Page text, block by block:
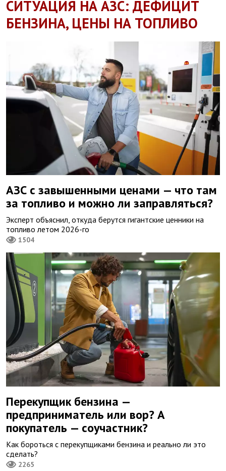
СИТУАЦИЯ НА АЗС: ДЕФИЦИТ
БЕНЗИНА, ЦЕНЫ НА ТОПЛИВО
АЗС с завышенными ценами — что там
за топливо и можно ли заправляться?
Эксперт объяснил, откуда берутся гигантские ценники на
топливо летом 2026-го
1504
Перекупщик бензина —
предприниматель или вор? А
покупатель — соучастник?
Как бороться с перекупщиками бензина и реально ли это
сделать?
2265